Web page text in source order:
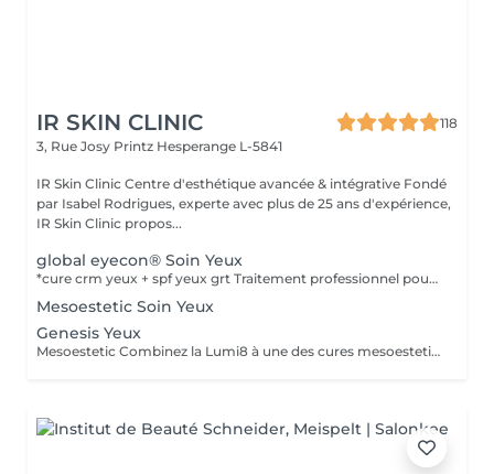
IR SKIN CLINIC
118
3, Rue Josy Printz Hesperange L-5841
IR Skin Clinic Centre d'esthétique avancée & intégrative Fondé
par Isabel Rodrigues, experte avec plus de 25 ans d'expérience,
IR Skin Clinic propos...
global eyecon® Soin Yeux
*cure crm yeux + spf yeux grt Traitement professionnel pour corriger les multiples imperfections du contour oculaire. Traitement GLOBAL pour combattre les multiples imperfections de la zone péri oculaire. Protocole combiné de différentes catégories de produit : peeling + solution transépidermique. Efficacité thérapeutique maximale et protocole très faiblement invasif. Produits spécifiquement développés pour cette zone avec une excellente tolérance dermique et oculaire, testés sous contrôle dermatologique et ophtalmologique. Pour atténuer les rides et lignes d'expression, poches et cernes, et à l'affaissement de la paupière supérieure. Durée: 30 min, en cure de 6 soins à raison d'un soin par semaine.
Mesoestetic Soin Yeux
Genesis Yeux
Mesoestetic Combinez la Lumi8 à une des cures mesoestetic,mesopeel , mesoéclat... afin d'obtenir un résultat spectaculaire et durable. Recommandé pour l'anti-aging , les peaux acnéique , affaissées , les rides . les cicatrices et les autres imperfections de la peau. Bienvenue dans une nouvelle ère dans les soins du visage et du corps . Résultat spectaculaires , efficaces , durables et scientifiquement avérés, visible dès la première séance. Traitement indolore et non invasif